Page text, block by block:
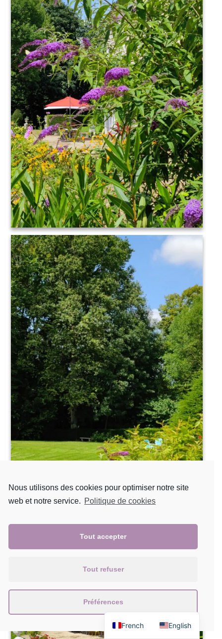
French English
Nous utilisons des cookies pour optimiser notre site
web et notre service. Politique de cookies
Tout accepter
Tout refuser
Préférences